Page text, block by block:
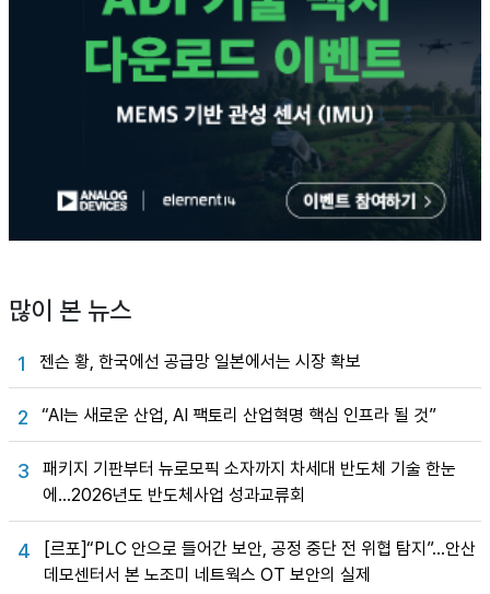
많이 본 뉴스
1 젠슨 황, 한국에선 공급망 일본에서는 시장 확보
2 “AI는 새로운 산업, AI 팩토리 산업혁명 핵심 인프라 될 것”
3
패키지 기판부터 뉴로모픽 소자까지 차세대 반도체 기술 한눈
에…2026년도 반도체사업 성과교류회
4
[르포]“PLC 안으로 들어간 보안, 공정 중단 전 위협 탐지”…안산
데모센터서 본 노조미 네트웍스 OT 보안의 실제